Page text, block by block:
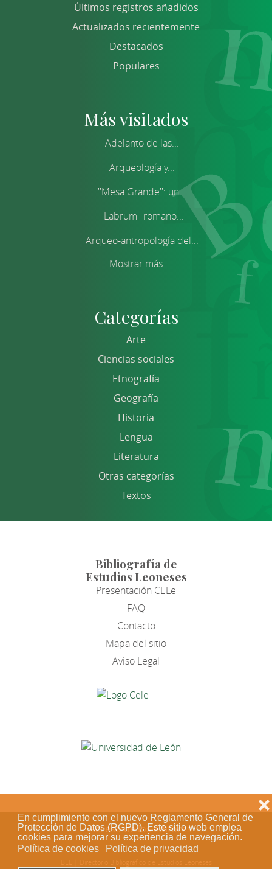
En cumplimiento con el nuevo Reglamento General de
Protección de Datos (RGPD). Este sitio web emplea
cookies para mejorar su experiencia de navegación.
Política de cookies
Política de privacidad
❌
Últimos registros añadidos
Actualizados recientemente
Destacados
Populares
Más visitados
Adelanto de las...
Arqueología y...
''Mesa Grande'': un...
''Labrum'' romano...
Arqueo-antropología del...
Mostrar más
Categorías
Arte
Ciencias sociales
Etnografía
Geografía
Historia
Lengua
Literatura
Otras categorías
Textos
Bibliografía de
Estudios Leoneses
Presentación CELe
FAQ
Contacto
Mapa del sitio
Aviso Legal
Acceso de los editores